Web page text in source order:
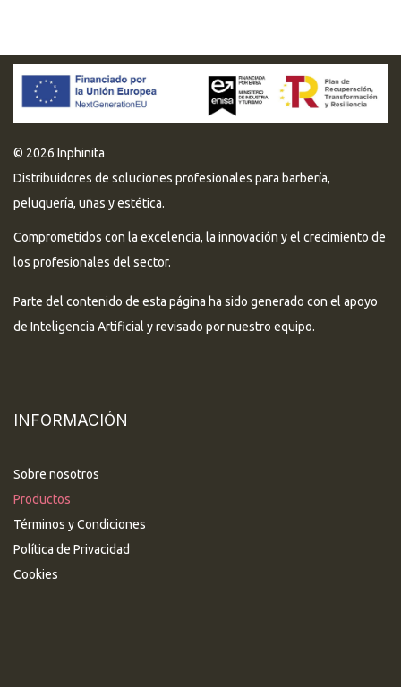
© 2026 Inphinita
Distribuidores de soluciones profesionales para barbería,
peluquería, uñas y estética.
Comprometidos con la excelencia, la innovación y el crecimiento de
los profesionales del sector.
Parte del contenido de esta página ha sido generado con el apoyo
de Inteligencia Artificial y revisado por nuestro equipo.
INFORMACIÓN
Sobre nosotros
Productos
Términos y Condiciones
Política de Privacidad
Cookies